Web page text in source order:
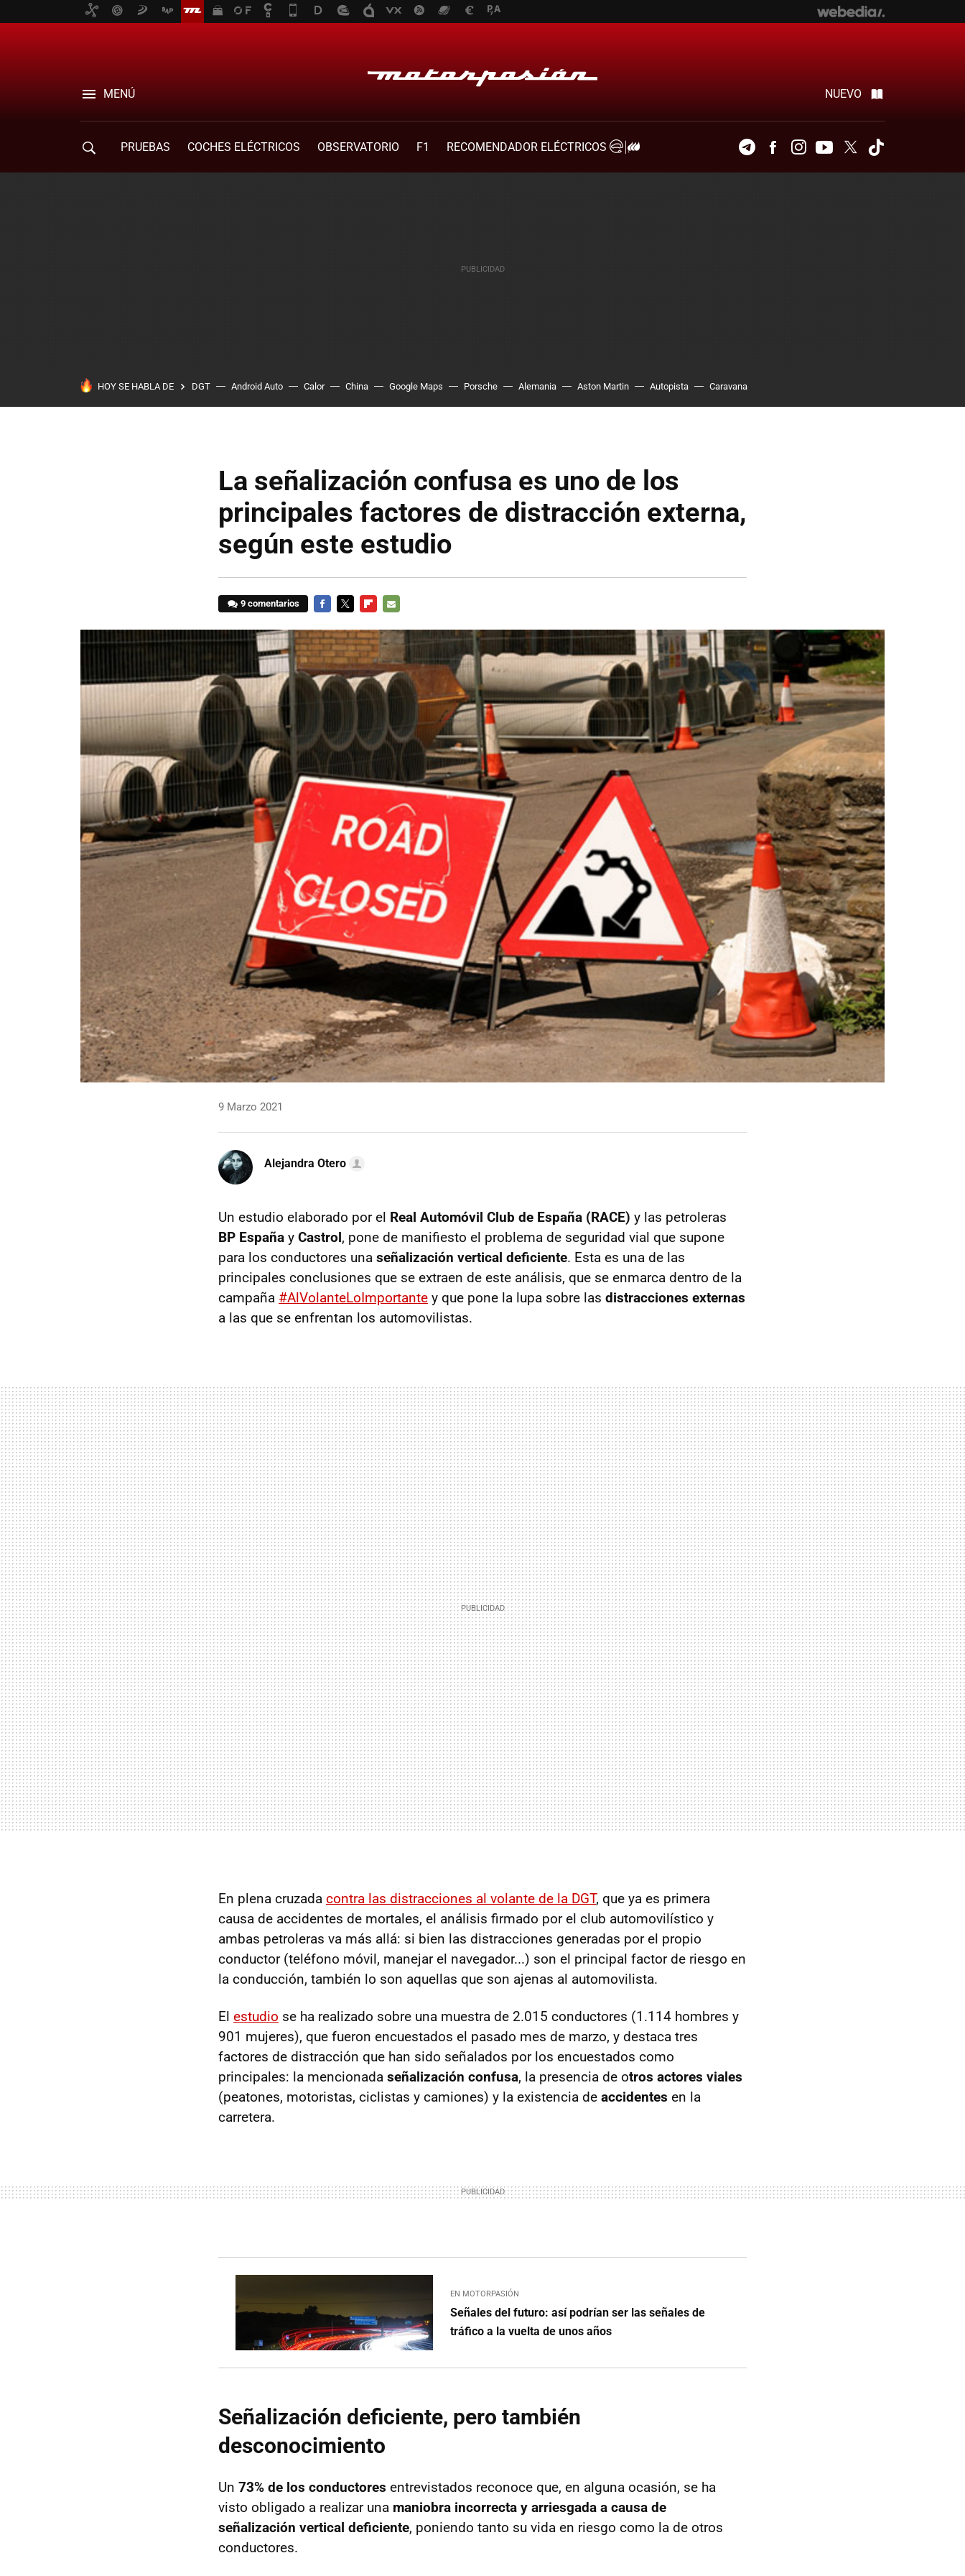
MENÚ NUEVO
PRUEBAS COCHES ELÉCTRICOS OBSERVATORIO F1
RECOMENDADOR ELÉCTRICOS
TelegramFacebookInstagramYoutubeTwitter
HOY SE HABLA DE DGT Android Auto Calor China Google Maps Porsche Alemania Aston Martin Autopista Caravana
La señalización confusa es uno de los
principales factores de distracción externa,
según este estudio
9 comentarios
MAIL
9 Marzo 2021
Alejandra Otero
Un estudio elaborado por el Real Automóvil Club de España (RACE) y las petroleras
BP España y Castrol, pone de manifiesto el problema de seguridad vial que supone
para los conductores una señalización vertical deficiente. Esta es una de las
principales conclusiones que se extraen de este análisis, que se enmarca dentro de la
campaña #AlVolanteLoImportante y que pone la lupa sobre las distracciones externas
a las que se enfrentan los automovilistas.
En plena cruzada contra las distracciones al volante de la DGT, que ya es primera
causa de accidentes de mortales, el análisis firmado por el club automovilístico y
ambas petroleras va más allá: si bien las distracciones generadas por el propio
conductor (teléfono móvil, manejar el navegador...) son el principal factor de riesgo en
la conducción, también lo son aquellas que son ajenas al automovilista.
El estudio se ha realizado sobre una muestra de 2.015 conductores (1.114 hombres y
901 mujeres), que fueron encuestados el pasado mes de marzo, y destaca tres
factores de distracción que han sido señalados por los encuestados como
principales: la mencionada señalización confusa, la presencia de otros actores viales
(peatones, motoristas, ciclistas y camiones) y la existencia de accidentes en la
carretera.
EN MOTORPASIÓN
Señales del futuro: así podrían ser las señales de
tráfico a la vuelta de unos años
Señalización deficiente, pero también
desconocimiento
Un 73% de los conductores entrevistados reconoce que, en alguna ocasión, se ha
visto obligado a realizar una maniobra incorrecta y arriesgada a causa de
señalización vertical deficiente, poniendo tanto su vida en riesgo como la de otros
conductores.